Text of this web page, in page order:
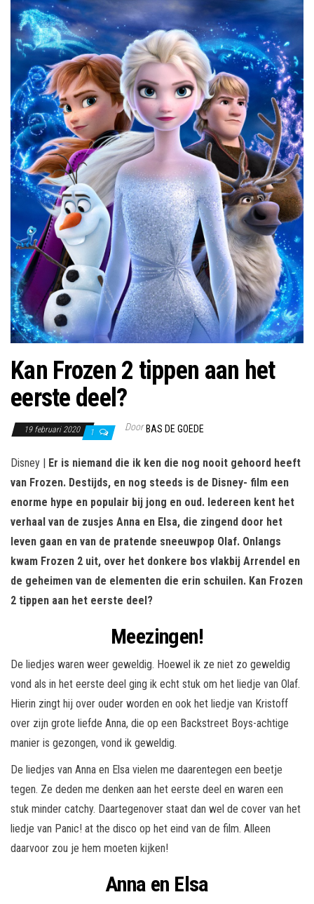
Kan Frozen 2 tippen aan het
eerste deel?
19 februari 2020 1 Door BAS DE GOEDE
Disney | Er is niemand die ik ken die nog nooit gehoord heeft
van Frozen. Destijds, en nog steeds is de Disney- film een
enorme hype en populair bij jong en oud. Iedereen kent het
verhaal van de zusjes Anna en Elsa, die zingend door het
leven gaan en van de pratende sneeuwpop Olaf. Onlangs
kwam Frozen 2 uit, over het donkere bos vlakbij Arrendel en
de geheimen van de elementen die erin schuilen. Kan Frozen
2 tippen aan het eerste deel?
Meezingen!
De liedjes waren weer geweldig. Hoewel ik ze niet zo geweldig
vond als in het eerste deel ging ik echt stuk om het liedje van Olaf.
Hierin zingt hij over ouder worden en ook het liedje van Kristoff
over zijn grote liefde Anna, die op een Backstreet Boys-achtige
manier is gezongen, vond ik geweldig.
De liedjes van Anna en Elsa vielen me daarentegen een beetje
tegen. Ze deden me denken aan het eerste deel en waren een
stuk minder catchy. Daartegenover staat dan wel de cover van het
liedje van Panic! at the disco op het eind van de film. Alleen
daarvoor zou je hem moeten kijken!
Anna en Elsa